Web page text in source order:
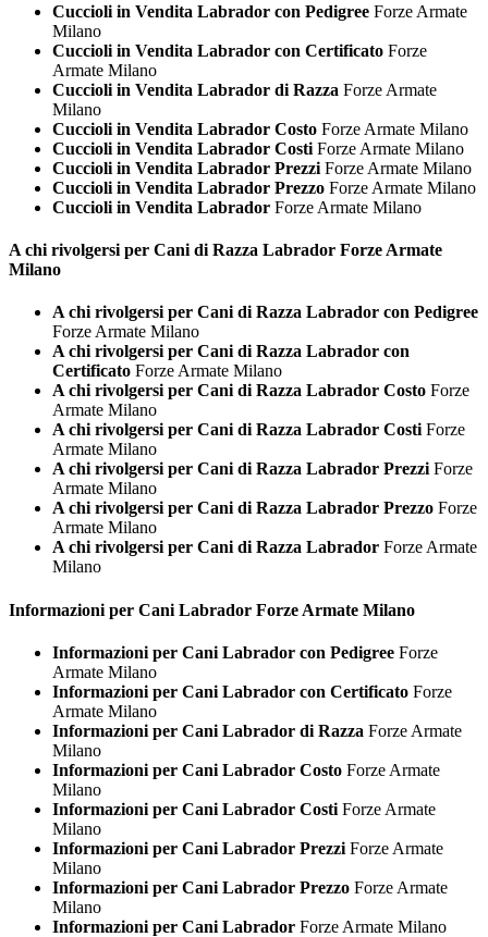
Cuccioli in Vendita Labrador con Pedigree Forze Armate
Milano
Cuccioli in Vendita Labrador con Certificato Forze
Armate Milano
Cuccioli in Vendita Labrador di Razza Forze Armate
Milano
Cuccioli in Vendita Labrador Costo Forze Armate Milano
Cuccioli in Vendita Labrador Costi Forze Armate Milano
Cuccioli in Vendita Labrador Prezzi Forze Armate Milano
Cuccioli in Vendita Labrador Prezzo Forze Armate Milano
Cuccioli in Vendita Labrador Forze Armate Milano
A chi rivolgersi per Cani di Razza Labrador Forze Armate
Milano
A chi rivolgersi per Cani di Razza Labrador con Pedigree
Forze Armate Milano
A chi rivolgersi per Cani di Razza Labrador con
Certificato Forze Armate Milano
A chi rivolgersi per Cani di Razza Labrador Costo Forze
Armate Milano
A chi rivolgersi per Cani di Razza Labrador Costi Forze
Armate Milano
A chi rivolgersi per Cani di Razza Labrador Prezzi Forze
Armate Milano
A chi rivolgersi per Cani di Razza Labrador Prezzo Forze
Armate Milano
A chi rivolgersi per Cani di Razza Labrador Forze Armate
Milano
Informazioni per Cani Labrador Forze Armate Milano
Informazioni per Cani Labrador con Pedigree Forze
Armate Milano
Informazioni per Cani Labrador con Certificato Forze
Armate Milano
Informazioni per Cani Labrador di Razza Forze Armate
Milano
Informazioni per Cani Labrador Costo Forze Armate
Milano
Informazioni per Cani Labrador Costi Forze Armate
Milano
Informazioni per Cani Labrador Prezzi Forze Armate
Milano
Informazioni per Cani Labrador Prezzo Forze Armate
Milano
Informazioni per Cani Labrador Forze Armate Milano